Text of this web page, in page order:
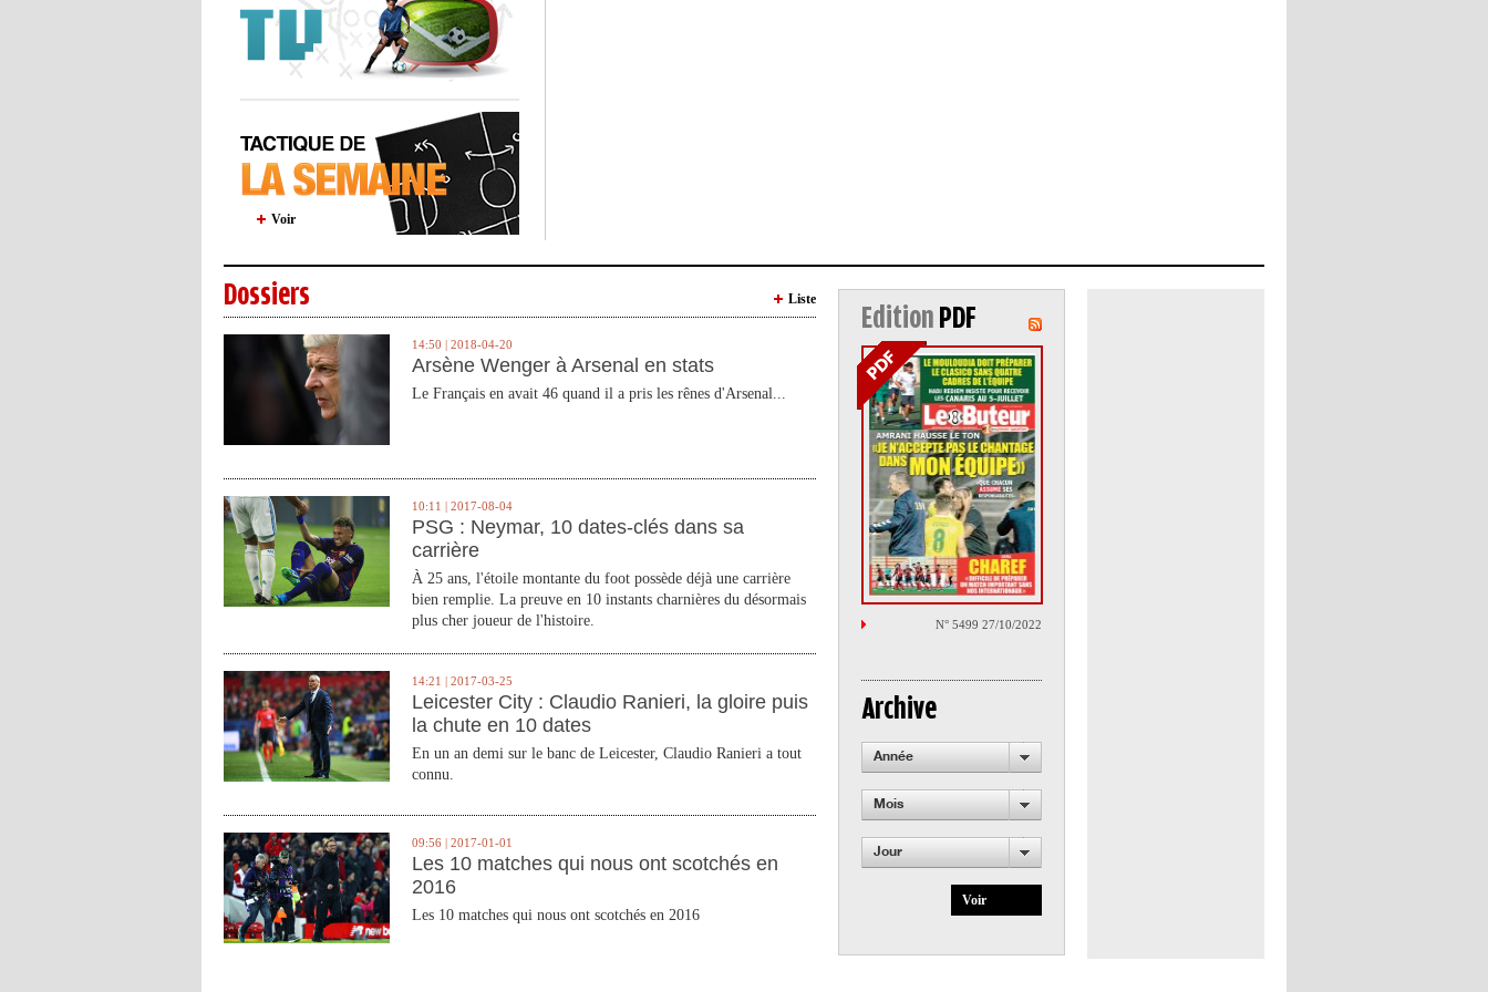
Voir
Dossiers Liste
14:50 | 2018-04-20
Arsène Wenger à Arsenal en stats
Le Français en avait 46 quand il a pris les rênes d'Arsenal...
10:11 | 2017-08-04
PSG : Neymar, 10 dates-clés dans sa
carrière
À 25 ans, l'étoile montante du foot possède déjà une carrière
bien remplie. La preuve en 10 instants charnières du désormais
plus cher joueur de l'histoire.
14:21 | 2017-03-25
Leicester City : Claudio Ranieri, la gloire puis
la chute en 10 dates
En un an demi sur le banc de Leicester, Claudio Ranieri a tout
connu.
09:56 | 2017-01-01
Les 10 matches qui nous ont scotchés en
2016
Les 10 matches qui nous ont scotchés en 2016
Edition PDF
N° 5499 27/10/2022
Archive
Année
Mois
Jour
Voir